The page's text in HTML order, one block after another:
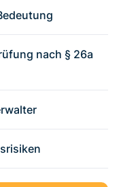
nach § 26a